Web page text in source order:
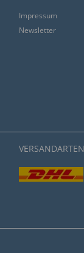
Impressum
Newsletter
VERSANDARTEN